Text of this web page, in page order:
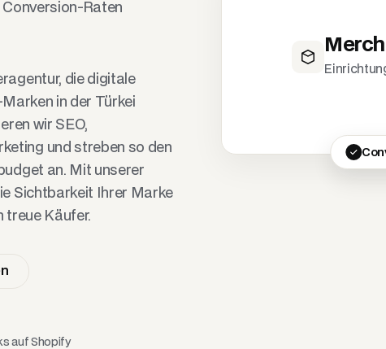
Raten
die digitale
in der Türkei
wir SEO,
und streben so den
an. Mit unserer
Sichtbarkeit Ihrer Marke
treue Käufer.
auf Shopify